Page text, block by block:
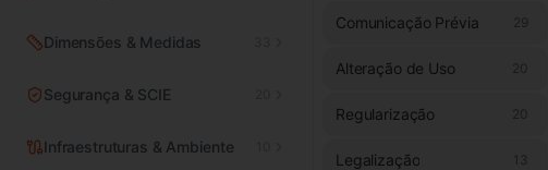
Dimensões & Medidas
Segurança & SCIE
Infraestruturas & Ambiente
Comunicação Prévia 29
Alteração de Uso 20
Regularização 20
Legalização 13